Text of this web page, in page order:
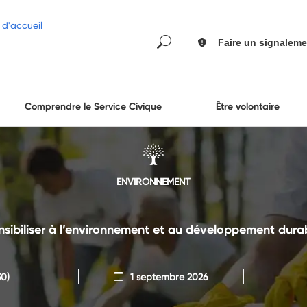
Faire un
Comprendre le Service Civique Être volontaire
ENVIRONNEMENT
à l’environnement et au développement
1 septembre 2026